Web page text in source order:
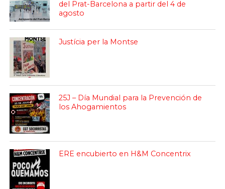
del Prat-Barcelona a partir del 4 de
agosto
Justícia per la Montse
25J – Día Mundial para la Prevención de
los Ahogamientos
ERE encubierto en H&M Concentrix